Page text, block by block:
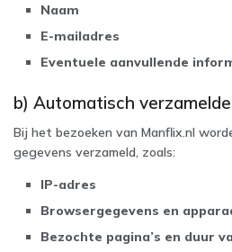
Naam
E-mailadres
Eventuele aanvullende
b) Automatisch
Bij het bezoeken van Manflix.nl
gegevens verzameld, zoals:
IP-adres
Browsergegevens en
Bezochte pagina’s en duur